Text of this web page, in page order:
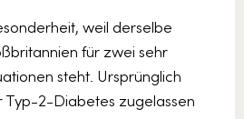
weil derselbe
für zwei sehr
steht. Ursprünglich
2-Diabetes zugelassen